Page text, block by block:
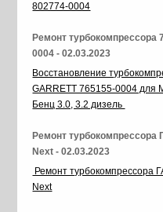
802774-0004
Ремонт турбокомпрессора
0004 - 02.03.2023
Восстановление
GARRETT 765155-0004 для
Бенц 3.0, 3.2 дизель
Ремонт турбокомпрессора
Next - 02.03.2023
Ремонт турбокомпрессора
Next